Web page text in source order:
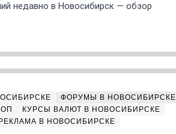
недавно в Новосибирск — обзор
ФОРУМЫ В НОВОСИБИРСКЕ
КУРСЫ ВАЛЮТ В НОВОСИБИРСКЕ
РЕКЛАМА В НОВОСИБИРСКЕ